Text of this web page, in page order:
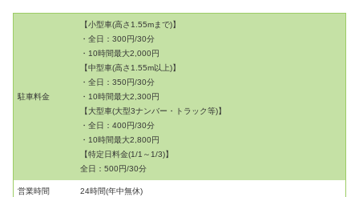
駐車料金
【小型車(高さ1.55mまで)】
・全日：300円/30分
・10時間最大2,000円
【中型車(高さ1.55m以上)】
・全日：350円/30分
・10時間最大2,300円
【大型車(大型3ナンバー・トラック等)】
・全日：400円/30分
・10時間最大2,800円
【特定日料金(1/1～1/3)】
全日：500円/30分
営業時間 24時間(年中無休)